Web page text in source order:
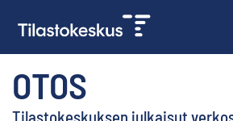
OTOS
Tilastokeskuksen julkaisut